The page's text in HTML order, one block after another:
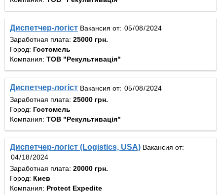
Диспетчер-логіст Вакансия от:
Заработная плата: 25000 грн.
Город: Гостомель
Компания: ТОВ "Рекультивація"
Диспетчер-логіст Вакансия от:
Заработная плата: 25000 грн.
Город: Гостомель
Компания: ТОВ "Рекультивація"
Диспетчер-логіст (Logistics, USA) Вакансия от:
Заработная плата: 20000 грн.
Город: Киев
Компания: Protect Expedite